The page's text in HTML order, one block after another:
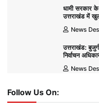
धामी सरकार
उत्तराखंड में
News
उत्तराखंड:
निर्वाचन
News
Follow Us On: